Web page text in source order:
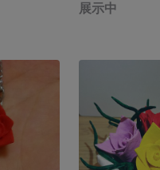
展示中